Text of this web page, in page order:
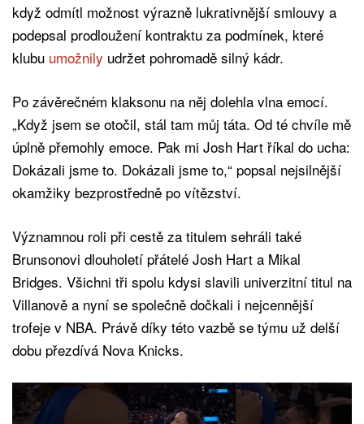
když odmítl možnost výrazně lukrativnější smlouvy a
podepsal prodloužení kontraktu za podmínek, které
klubu umožnily udržet pohromadě silný kádr.
Po závěrečném klaksonu na něj dolehla vlna emocí.
„Když jsem se otočil, stál tam můj táta. Od té chvíle mě
úplně přemohly emoce. Pak mi Josh Hart říkal do ucha:
Dokázali jsme to. Dokázali jsme to,“ popsal nejsilnější
okamžiky bezprostředně po vítězství.
Významnou roli při cestě za titulem sehráli také
Brunsonovi dlouholetí přátelé Josh Hart a Mikal
Bridges. Všichni tři spolu kdysi slavili univerzitní titul na
Villanově a nyní se společně dočkali i nejcennější
trofeje v NBA. Právě díky této vazbě se týmu už delší
dobu přezdívá Nova Knicks.